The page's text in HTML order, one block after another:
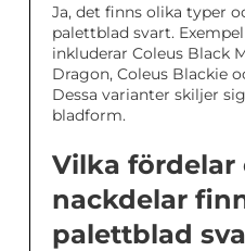
Ja, det finns olika typer
palettblad svart.
inkluderar Coleus Black
Dragon, Coleus Blackie
Dessa varianter skiljer
bladform.
Vilka fördelar
nackdelar
palettblad